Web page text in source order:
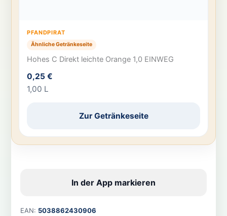
PFANDPIRAT
Ähnliche Getränkeseite
Hohes C Direkt leichte Orange 1,0 EINWEG
0,25 €
1,00 L
Zur Getränkeseite
In der App markieren
EAN: 5038862430906